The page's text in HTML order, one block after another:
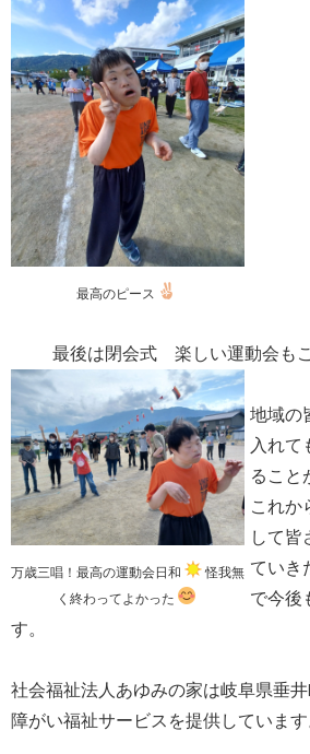
最高のピース
最後は閉会式 楽しい運動会も
万歳三唱！最高の運動会日和
怪我無
く終わってよかった
地域の
入れて
ること
これか
して皆
ていき
で今後
す。
社会福祉法人あゆみの家は岐阜県垂
障がい福祉サービスを提供しています